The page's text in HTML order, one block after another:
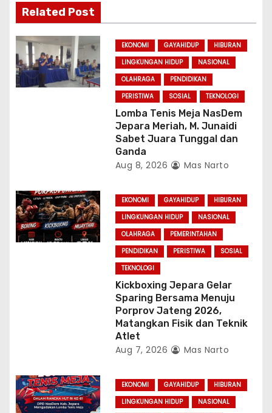
t
i
o
Related Post
EKONOMI GAYAHIDUP
HIBURAN
LINGKUNGAN HIDUP
NASIONAL
OLAHRAGA
PENDIDIKAN
PERISTIWA
SOSIAL TEKNOLOGI
Lomba Tenis Meja NasDem
Jepara Meriah, M. Junaidi
Sabet Juara Tunggal dan
Ganda
Aug 8, 2026 Mas Narto
EKONOMI GAYAHIDUP
HIBURAN
LINGKUNGAN HIDUP
NASIONAL
OLAHRAGA
PEMERINTAHAN
PENDIDIKAN
PERISTIWA
SOSIAL
TEKNOLOGI
Kickboxing Jepara Gelar
Sparing Bersama Menuju
Porprov Jateng 2026,
Matangkan Fisik dan Teknik
Atlet
Aug 7, 2026 Mas Narto
EKONOMI GAYAHIDUP
HIBURAN
LINGKUNGAN HIDUP
NASIONAL